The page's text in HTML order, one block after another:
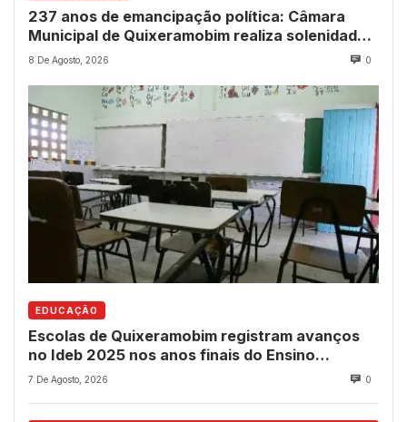
237 anos de emancipação política: Câmara
Municipal de Quixeramobim realiza solenidade
para entrega de comendas e títulos
8 De Agosto, 2026 0
EDUCAÇÃO
Escolas de Quixeramobim registram avanços
no Ideb 2025 nos anos finais do Ensino
Fundamental
7 De Agosto, 2026 0